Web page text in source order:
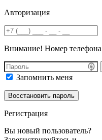
Авторизация
Внимание! Номер телефона
Запомнить меня
Регистрация
Вы новый пользователь?